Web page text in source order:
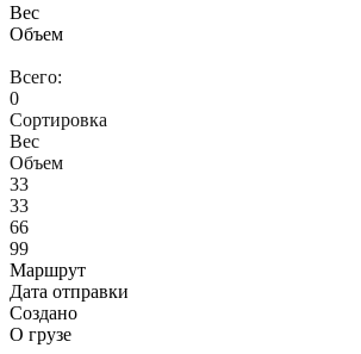
Вес
Объем
Всего:
0
Сортировка
Вес
Объем
33
33
66
99
Маршрут
Дата отправки
Создано
О грузе